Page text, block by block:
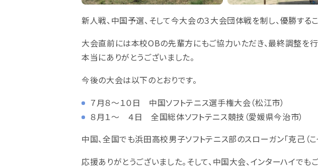
新人戦、中国予選、そして今大会の３大会団体戦を制し、優勝する
大会直前には本校OBの先輩方にもご協力いただき、最終調整を
本当にありがとうございました。
今後の大会は以下のとおりです。
７月８～１０日 中国ソフトテニス選手権大会（松江市）
８月１～ ４日 全国総体ソフトテニス競技（愛媛県今治市）
中国、全国でも浜田高校男子ソフトテニス部のスローガン「克己（こ
応援ありがとうございました。そして、中国大会、インターハイでも